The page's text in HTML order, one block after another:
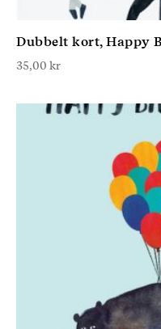
Dubbelt kort, Happy
35,00 kr